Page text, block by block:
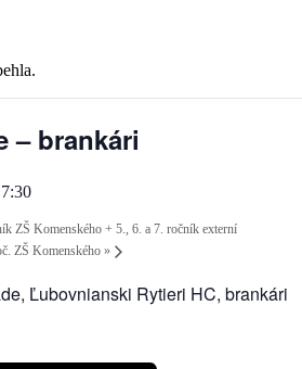
– brankári
7:30
ZŠ Komenského + 5., 6. a 7. ročník externí
ZŠ Komenského »
Ľubovnianski Rytieri HC, brankári